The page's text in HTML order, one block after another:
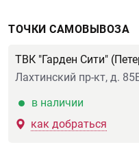
ТОЧКИ САМОВЫВОЗА
ТВК "Гарден Сити"
Лахтинский пр-кт, д.
в наличии
как добраться